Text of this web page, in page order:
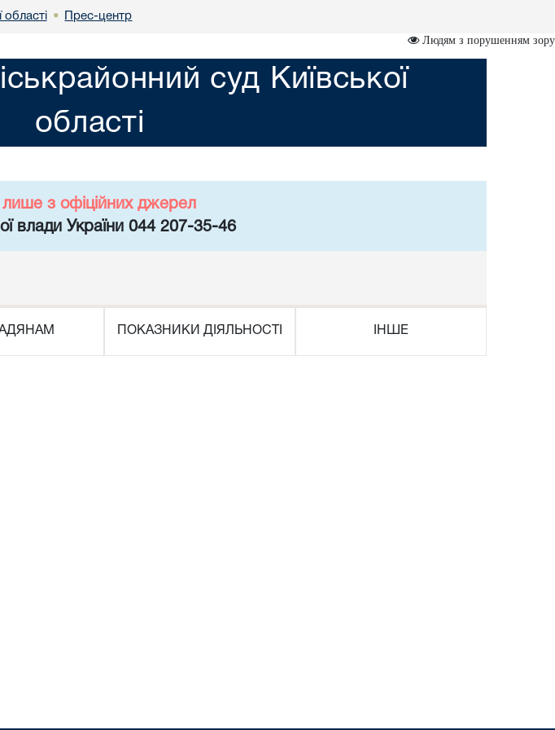
• Прес-центр
Людям з порушенням зору
суд Київської
області
з офіційних джерел
влади України 044 207-35-46
ПОКАЗНИКИ ДІЯЛЬНОСТІ ІНШЕ